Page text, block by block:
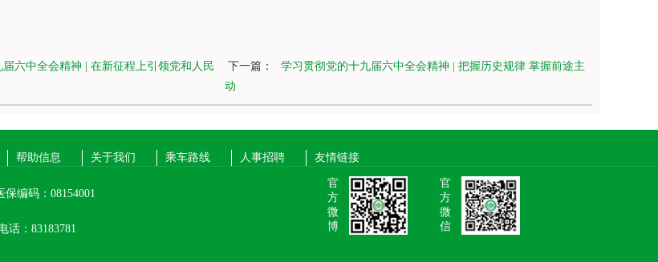
六中全会精神 | 在新征程上引领党和人民
下一篇：
学习贯彻党的十九届六中全会精神 | 把握历史规律 掌握前途主
动
帮助信息 关于我们 乘车路线 人事招聘 友情链接
保编码：08154001
话：83183781
官
方
微
博
官
方
微
信